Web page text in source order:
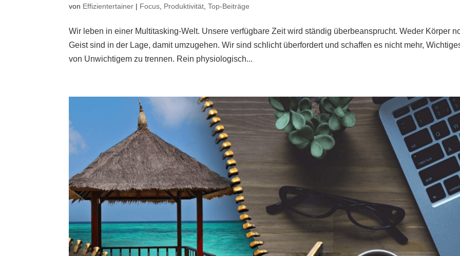
von Effizientertainer | Focus Produktivität ,Top-Beiträge
Wir leben in einer Multitasking-Welt. Unsere verfügbare Zeit wird ständig überbeansprucht. Weder Körper
Geist sind in der Lage, damit umzugehen. Wir sind schlicht überfordert und schaffen es nicht mehr,
von Unwichtigem zu trennen. Rein physiologisch...